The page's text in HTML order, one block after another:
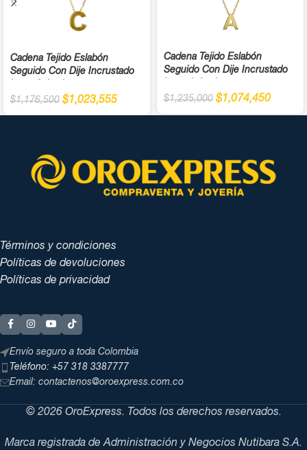
Cadena Tejido Eslabón
Seguido Con Dije Incrustado
$1,176,500 $1,023,555
Cadena Tejido Eslabón
Seguido Con Dije Incrustado
$1,235,000 $1,074,450
Términos y condiciones
Políticas de devoluciones
Políticas de privacidad
Envío seguro a toda Colombia
Teléfono: +57 318 3387777
Email: contactenos@oroexpress.com.co
© 2026 OroExpress. Todos los derechos reservados.
Marca registrada de Administración y Negocios Nutibara S.A.